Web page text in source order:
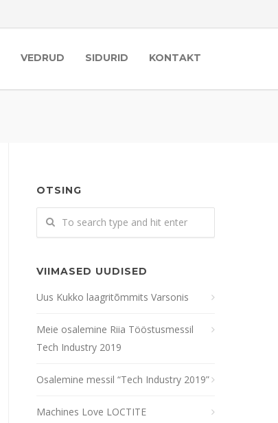
VEDRUD SIDURID KONTAKT
OTSING
VIIMASED UUDISED
Uus Kukko laagritõmmits Varsonis
Meie osalemine Riia Tööstusmessil
Tech Industry 2019
Osalemine messil “Tech Industry 2019”
Machines Love LOCTITE